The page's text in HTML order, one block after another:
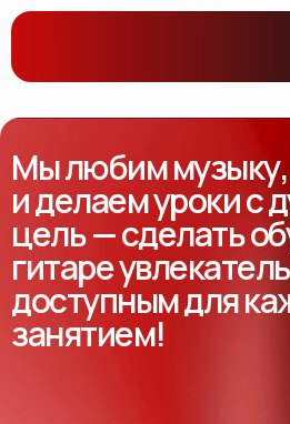
Мы любим
и делаем уроки с
цель — сделать
гитаре
доступным для
занятием!